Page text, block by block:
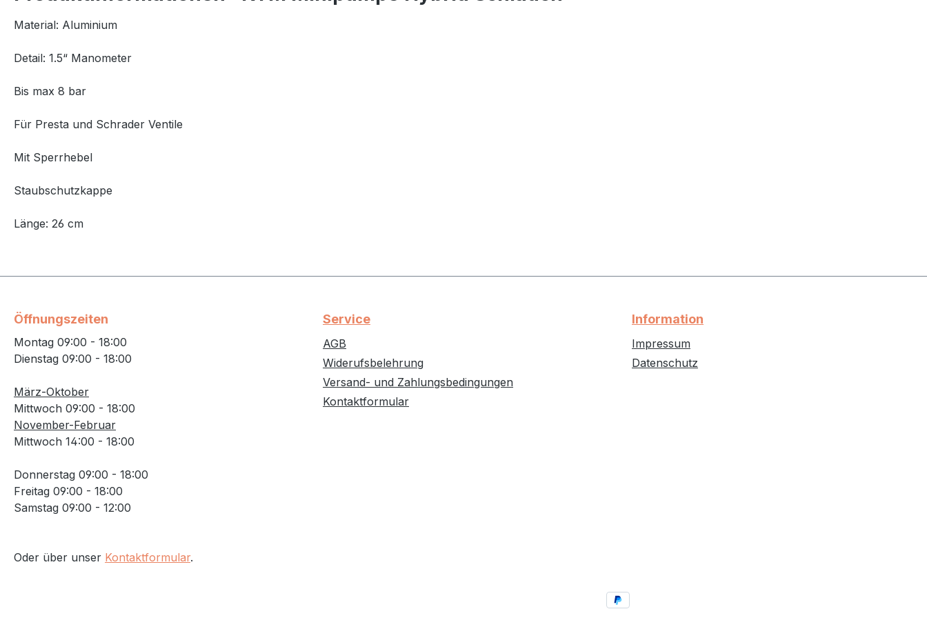
Material: Aluminium
Detail: 1.5“ Manometer
Bis max 8 bar
Für Presta und Schrader Ventile
Mit Sperrhebel
Staubschutzkappe
Länge: 26 cm
Öffnungszeiten
Montag 09:00 - 18:00
Dienstag 09:00 - 18:00
März-Oktober
Mittwoch 09:00 - 18:00
November-Februar
Mittwoch 14:00 - 18:00
Donnerstag 09:00 - 18:00
Freitag 09:00 - 18:00
Samstag 09:00 - 12:00
Oder über unser Kontaktformular.
Service
AGB
Widerufsbelehrung
Versand- und Zahlungsbedingungen
Kontaktformular
Information
Impressum
Datenschutz